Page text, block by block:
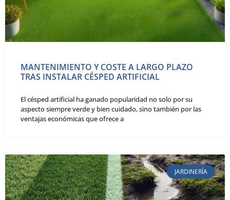
MANTENIMIENTO Y COSTE A LARGO PLAZO
TRAS INSTALAR CÉSPED ARTIFICIAL
El césped artificial ha ganado popularidad no solo por su
aspecto siempre verde y bien cuidado, sino también por las
ventajas económicas que ofrece a
JARDINERÍA